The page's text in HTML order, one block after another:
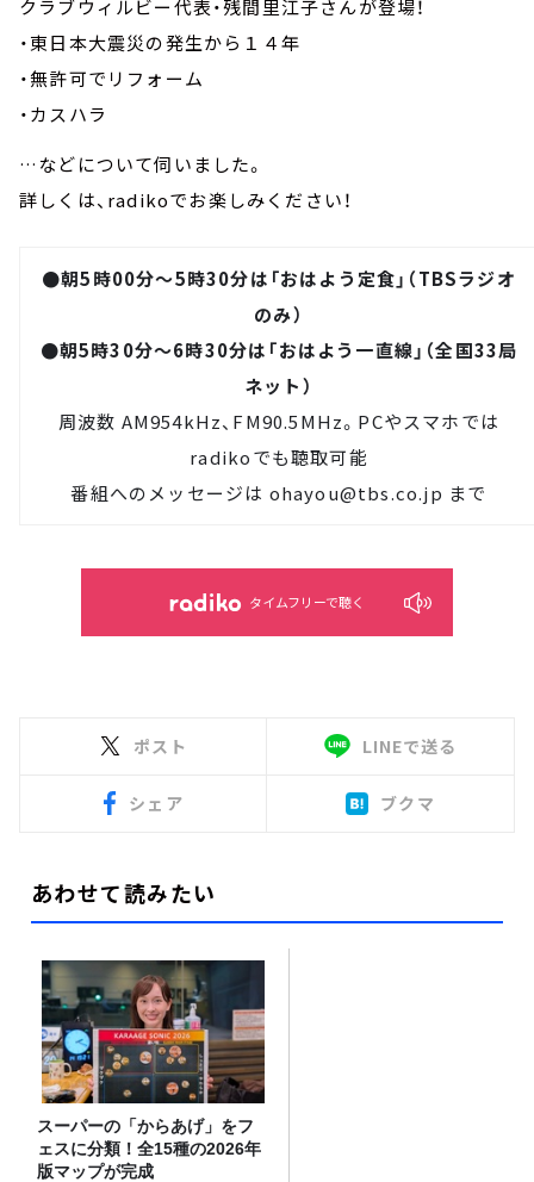
クラブウィルビー代表・残間里江子さんが登場！
・東日本大震災の発生から１４年
・無許可でリフォーム
・カスハラ
…などについて伺いました。
詳しくは、radikoでお楽しみください！
●朝5時00分～5時30分は「おはよう定食」（TBSラジオ
のみ）
●朝5時30分～6時30分は「おはよう一直線」（全国33局
ネット）
周波数 AM954kHz、FM90.5MHz。PCやスマホでは
radikoでも聴取可能
番組へのメッセージは ohayou@tbs.co.jp まで
タイムフリーで聴く
ポスト LINEで送る
シェア ブクマ
あわせて読みたい
スーパーの「からあげ」をフ
ェスに分類！全15種の2026年
版マップが完成